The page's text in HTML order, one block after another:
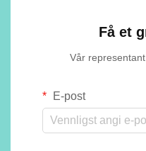
Få et
Vår
E-post